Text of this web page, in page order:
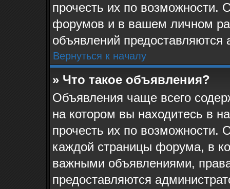
прочесть их по возможности.
форумов и в вашем личном
объявлений
Вернуться к началу
» Что такое объявления?
Объявления чаще всего
на котором вы находитесь в
прочесть их по возможности.
каждой страницы форума, в
важными объявлениями,
предоставляются